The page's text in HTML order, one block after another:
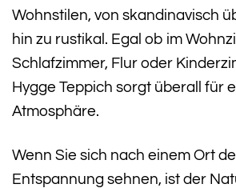
Wohnstilen, von skandinavisch
hin zu rustikal. Egal ob im
Schlafzimmer, Flur oder
Hygge Teppich sorgt überall für
Atmosphäre.
Wenn Sie sich nach einem Ort
Entspannung sehnen, ist der